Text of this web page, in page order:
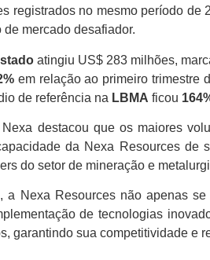
registrados no mesmo período de
de mercado desafiador.
atingiu US$ 283 milhões,
em relação ao primeiro trimestre
de referência na LBMA ficou
destacou que os maiores
da Nexa Resources de
do setor de mineração e
a Nexa Resources não apenas
de tecnologias
garantindo sua competitividade e